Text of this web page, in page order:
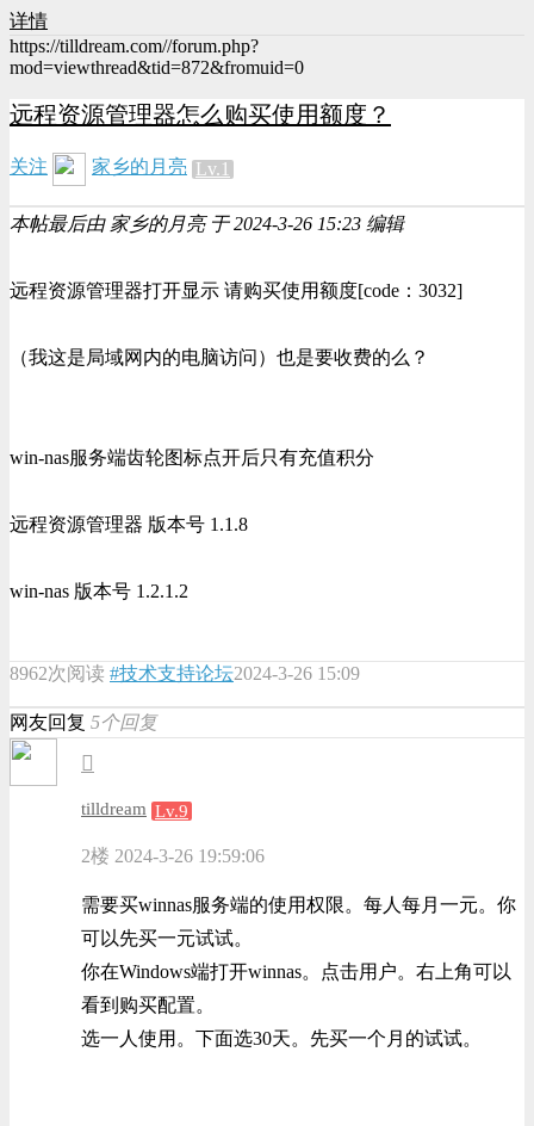
详情
https://tilldream.com//forum.php?
mod=viewthread&tid=872&fromuid=0
远程资源管理器怎么购买使用额度？
关注 家乡的月亮 Lv.1
本帖最后由 家乡的月亮 于 2024-3-26 15:23 编辑
远程资源管理器打开显示 请购买使用额度[code：3032]
（我这是局域网内的电脑访问）也是要收费的么？
win-nas服务端齿轮图标点开后只有充值积分
远程资源管理器 版本号 1.1.8
win-nas 版本号 1.2.1.2
8962次阅读 #技术支持论坛2024-3-26 15:09
网友回复 5个回复
tilldream Lv.9
2楼 2024-3-26 19:59:06
需要买winnas服务端的使用权限。每人每月一元。你
可以先买一元试试。
你在Windows端打开winnas。点击用户。右上角可以
看到购买配置。
选一人使用。下面选30天。先买一个月的试试。